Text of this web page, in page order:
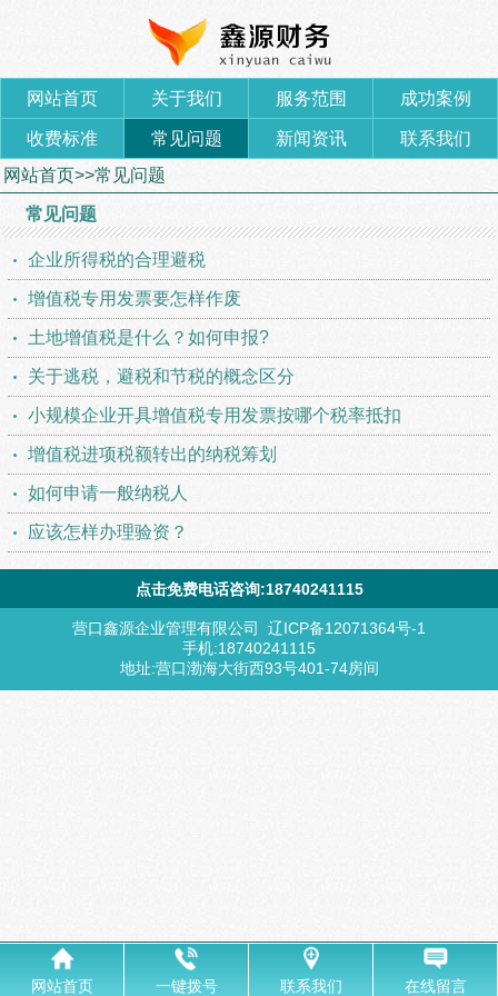
网站首页 关于我们 服务范围 成功案例
收费标准 常见问题 新闻资讯
联系我们
网站首页>>常见问题
常见问题
企业所得税的合理避税
增值税专用发票要怎样作废
土地增值税是什么？如何申报?
关于逃税，避税和节税的概念区分
小规模企业开具增值税专用发票按哪个税率抵扣
增值税进项税额转出的纳税筹划
如何申请一般纳税人
应该怎样办理验资？
点击免费电话咨询:18740241115
营口鑫源企业管理有限公司 辽ICP备12071364号-1
手机:18740241115
地址:营口渤海大街西93号401-74房间
网站首页 一键拨号 联系我们 在线留言